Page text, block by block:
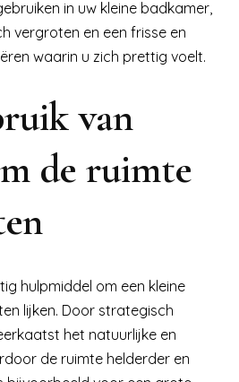
in uw kleine badkamer,
vergroten en een frisse en
waarin u zich prettig voelt.
van
de ruimte
hulpmiddel om een kleine
lijken. Door strategisch
het natuurlijke en
de ruimte helderder en